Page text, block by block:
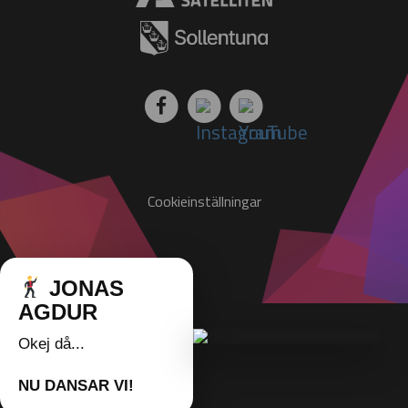
11 jun till 11 jun - School´s Out Festival 2026!
22 jun - Sommar 2026
29 jun till 10 jul - Badbussen 2026
JUL
21 jul - Tillgänglighetssatsning
Cookieinställningar
JONAS
AGDUR
Okej då...
NU DANSAR VI!